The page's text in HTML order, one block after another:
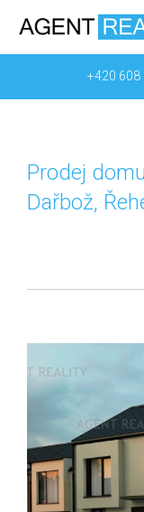
+420 608
Prodej
Dařbož,